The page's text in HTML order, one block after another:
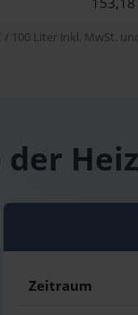
100 Liter inkl. MwSt.
Zeitraum